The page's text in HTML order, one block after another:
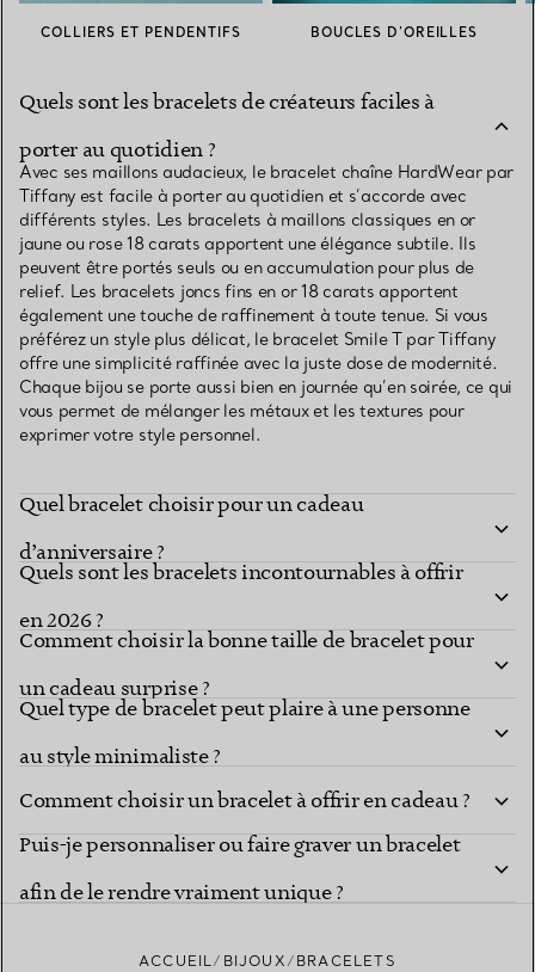
COLLIERS ET PENDENTIFS BOUCLES D’OREILLES
Quels sont les bracelets de créateurs faciles à
porter au quotidien ?
Avec ses maillons audacieux, le bracelet chaîne HardWear par
Tiffany est facile à porter au quotidien et s’accorde avec
différents styles. Les bracelets à maillons classiques en or
jaune ou rose 18 carats apportent une élégance subtile. Ils
peuvent être portés seuls ou en accumulation pour plus de
relief. Les bracelets joncs fins en or 18 carats apportent
également une touche de raffinement à toute tenue. Si vous
préférez un style plus délicat, le bracelet Smile T par Tiffany
offre une simplicité raffinée avec la juste dose de modernité.
Chaque bijou se porte aussi bien en journée qu’en soirée, ce qui
vous permet de mélanger les métaux et les textures pour
exprimer votre style personnel.
Quel bracelet choisir pour un cadeau
d’anniversaire ?
Quels sont les bracelets incontournables à offrir
en 2026 ?
Comment choisir la bonne taille de bracelet pour
un cadeau surprise ?
Quel type de bracelet peut plaire à une personne
au style minimaliste ?
Comment choisir un bracelet à offrir en cadeau ?
Puis-je personnaliser ou faire graver un bracelet
afin de le rendre vraiment unique ?
ACCUEIL BIJOUX BRACELETS